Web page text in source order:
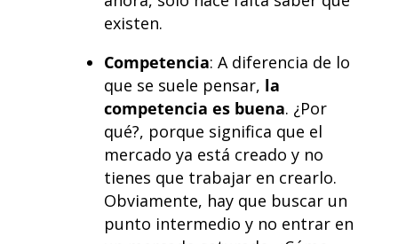
existen.
Competencia: A diferencia de lo
que se suele pensar, la
competencia es buena. ¿Por
qué?, porque significa que el
mercado ya está creado y no
tienes que trabajar en crearlo.
Obviamente, hay que buscar un
punto intermedio y no entrar en